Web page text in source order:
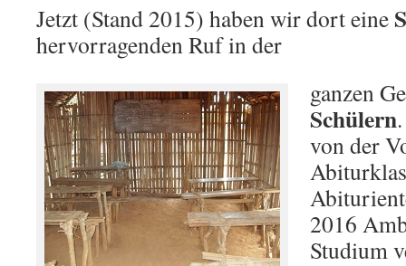
Jetzt (Stand 2015) haben wir dort eine
hervorragenden Ruf in der
ganzen
Schülern
von der
2016
Studium